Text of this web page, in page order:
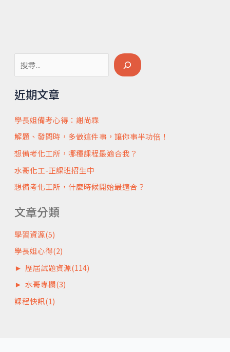
尋
近期文章
學長姐備考心得：謝尚霖
解題、發問時，多做這件事，讓你事半功倍！
想備考化工所，哪種課程最適合我？
水哥化工-正課班招生中
想備考化工所，什麼時候開始最適合？
文章分類
學習資源(5)
學長姐心得(2)
► 歷屆試題資源(114)
► 水哥專欄(3)
課程快訊(1)